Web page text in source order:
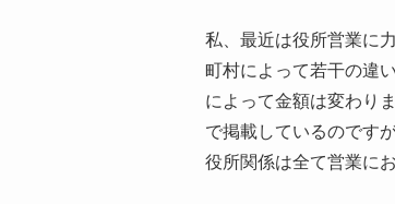
私、最近は役所営業に
町村によって若干の違
によって金額は変わり
で掲載しているのです
役所関係は全て営業に